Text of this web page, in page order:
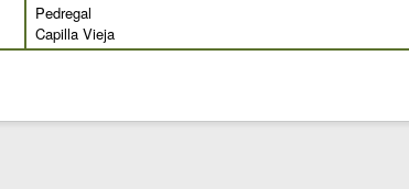
Pedregal
Capilla Vieja